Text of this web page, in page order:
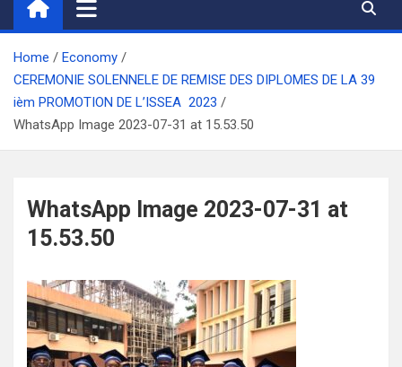
Home
Economy
CEREMONIE SOLENNELE DE REMISE DES DIPLOMES DE LA 39
ièm PROMOTION DE L’ISSEA 2023
WhatsApp Image 2023-07-31 at 15.53.50
WhatsApp Image 2023-07-31 at
15.53.50